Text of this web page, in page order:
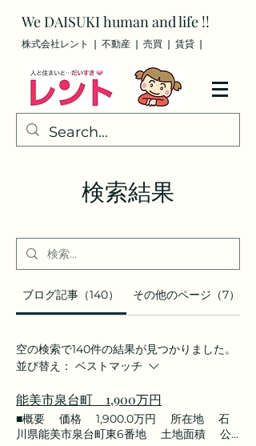
We DAISUKIhuman and life !!
株式会社レント ❘ 不動産 ❘ 売買 ❘ 賃貸 ❘
検索結果
ブログ記事（140） その他のページ（7）
空の検索で140件の結果が見つかりました。
並び替え： ベストマッチ
能美市泉台町 1,900万円
■概要 価格 1,900.0万円 所在地 石
川県能美市泉台町東6番地 土地面積 公